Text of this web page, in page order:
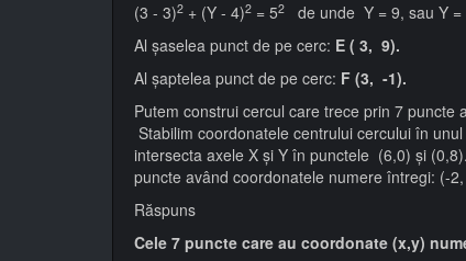
(3 - 3)2 + (Y - 4)2 = 52
de unde Y = 9, sau Y =
Al șaselea punct de pe cerc: E ( 3, 9).
Al șaptelea punct de pe cerc: F (3, -1).
Putem construi cercul care trece prin 7
Stabilim coordonatele centrului cercului în
intersecta axele X și Y în punctele (6,0) și
puncte având coordonatele numere întregi: (-
Răspuns
Cele 7 puncte care au coordonate (x,y)